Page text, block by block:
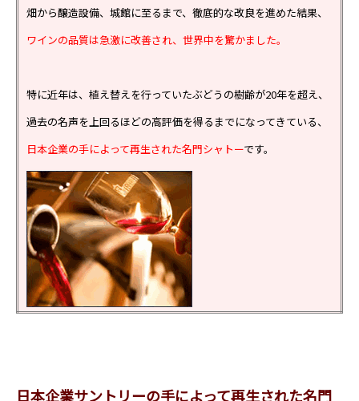
畑から醸造設備、城館に至るまで、徹底的な改良を進めた結果、
ワインの品質は急激に改善され、世界中を驚かました。
特に近年は、植え替えを行っていたぶどうの樹齢が20年を超え、
過去の名声を上回るほどの高評価を得るまでになってきている、
日本企業の手によって再生された名門シャトーです。
日本企業サントリーの手によって再生された名門